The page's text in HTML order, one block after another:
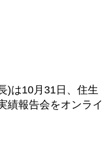
)は10月31日、住生
績報告会をオンライ